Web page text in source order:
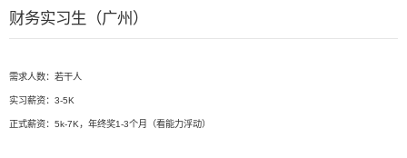
财务实习生（广州）
需求人数：若干人
实习薪资：3-5K
正式薪资：5k-7K，年终奖1-3个月（看能力浮动）